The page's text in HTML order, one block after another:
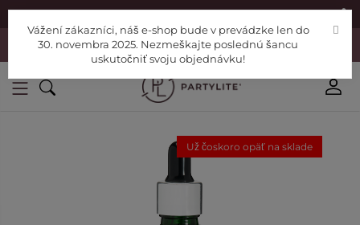
|
Vážení zákazníci, náš e-shop bude v prevádzke len do 30. novembra
2025. Nezmeškajte poslednú šancu uskutočniť svoju objednávku!
Už čoskoro opäť na sklade
Vážení zákazníci, náš e-shop bude v prevádzke len do
30. novembra 2025. Nezmeškajte poslednú šancu
uskutočniť svoju objednávku!